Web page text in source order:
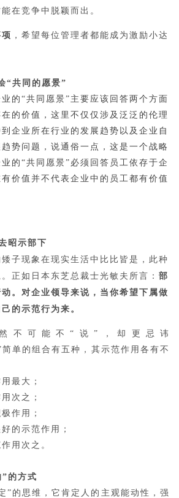
在竞争中脱颖而出。
，希望每位管理者都能成为激励小达
“共同的愿景”
的“共同愿景”主要应该回答两个方面
的价值，这里不仅仅涉及泛泛的伦理
企业所在行业的发展趋势以及企业自
势问题，说通俗一点，这是一个战略
的“共同愿景”必须回答员工依存于企
价值并不代表企业中的员工都有价值
昭示部下
子现象在现实生活中比比皆是，此种
正如日本东芝总裁士光敏夫所言： 部
。对企业领导来说，当你希望下属做
的示范行为来。
不可能不“说”，却更忌讳
简单的组合有五种，其示范作用各有不
最大；
次之；
作用；
的示范作用；
用次之。
的方式
”的思维，它肯定人的主观能动性，强